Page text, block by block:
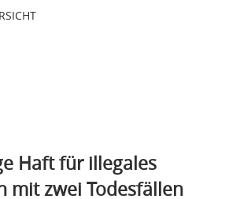
Haft für illegales
mit zwei Todesfällen